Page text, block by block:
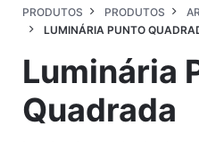
PRODUTOS PRODUTOS
LUMINÁRIA PUNTO
Luminária
Quadrada